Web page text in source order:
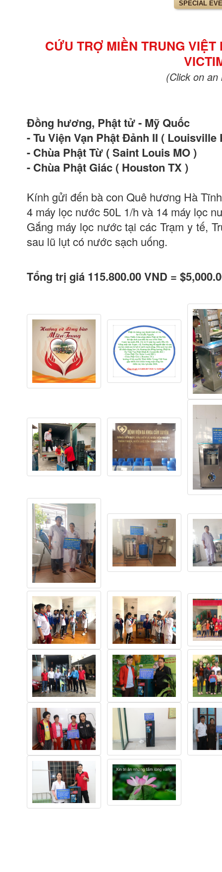
SPECIAL
CỨU TRỢ MIỀN TRUNG
(Click on
Đồng hương, Phật tử - Mỹ Quốc
- Tu Viện Vạn Phật Đảnh II ( Louisville
- Chùa Phật Từ ( Saint Louis MO )
- Chùa Phật Giác ( Houston TX )
Kính gửi đến bà con Quê hương Hà
4 máy lọc nước 50L 1/h và 14 máy lọc
Gắng máy lọc nước tại các Trạm y tế,
sau lũ lụt có nước sạch uống.
Tổng trị giá 115.800.00 VND =